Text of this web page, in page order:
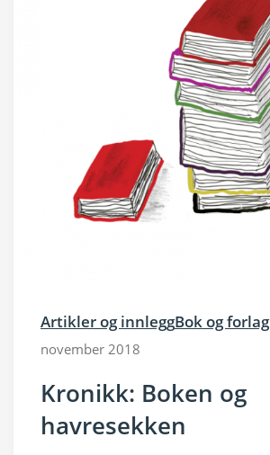
Artikler og innleggBok og forlag
november 2018
Kronikk: Boken og
havresekken